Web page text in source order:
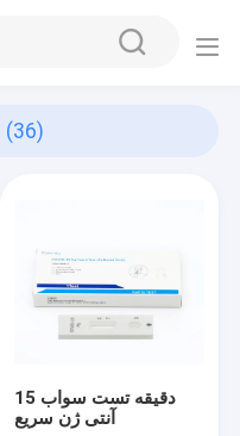
(36)
15 دقیقه تست سواب
آنتی ژن سریع